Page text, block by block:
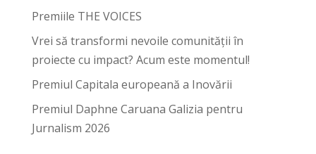
Premiile THE VOICES
Vrei să transformi nevoile comunității în
proiecte cu impact? Acum este momentul!
Premiul Capitala europeană a Inovării
Premiul Daphne Caruana Galizia pentru
Jurnalism 2026